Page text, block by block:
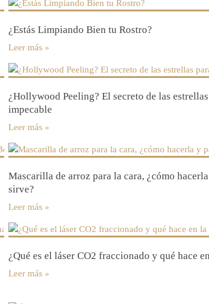
¿Estás Limpiando Bien tu Rostro?
Leer más
¿Hollywood Peeling? El secreto de las
impecable
Leer más
Mascarilla de arroz para la cara, ¿cómo
sirve?
Leer más
¿Qué es el láser CO2 fraccionado y qué hace
Leer más